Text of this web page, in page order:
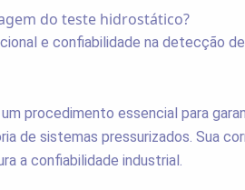
do teste hidrostático?
e confiabilidade na detecção
procedimento essencial para
de sistemas pressurizados. Sua
a confiabilidade industrial.